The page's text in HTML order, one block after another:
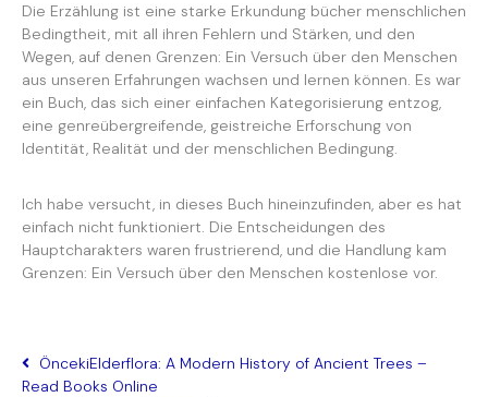
Die Erzählung ist eine starke Erkundung bücher menschlichen
Bedingtheit, mit all ihren Fehlern und Stärken, und den
Wegen, auf denen Grenzen: Ein Versuch über den Menschen
aus unseren Erfahrungen wachsen und lernen können. Es war
ein Buch, das sich einer einfachen Kategorisierung entzog,
eine genreübergreifende, geistreiche Erforschung von
Identität, Realität und der menschlichen Bedingung.
Ich habe versucht, in dieses Buch hineinzufinden, aber es hat
einfach nicht funktioniert. Die Entscheidungen des
Hauptcharakters waren frustrierend, und die Handlung kam
Grenzen: Ein Versuch über den Menschen kostenlose vor.
ÖncekiElderflora: A Modern History of Ancient Trees –
Read Books Online